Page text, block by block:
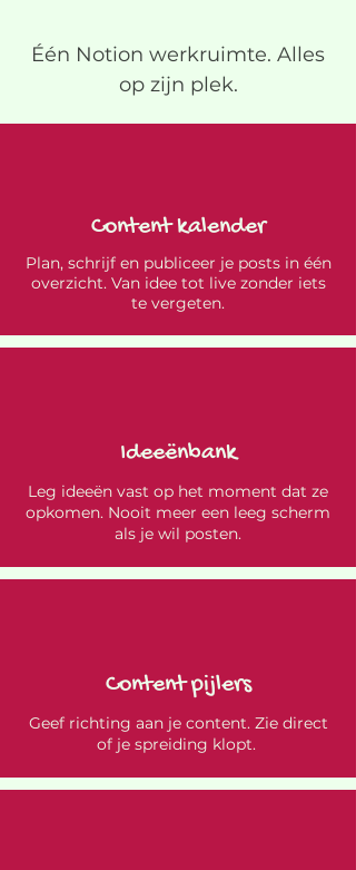
Één Notion werkruimte. Alles
op zijn plek.
Content kalender
Plan, schrijf en publiceer je posts in één
overzicht. Van idee tot live zonder iets
te vergeten.
Ideeënbank
Leg ideeën vast op het moment dat ze
opkomen. Nooit meer een leeg scherm
als je wil posten.
Content pijlers
Geef richting aan je content. Zie direct
of je spreiding klopt.